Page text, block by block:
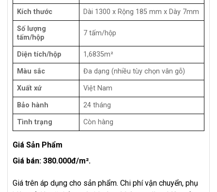
Kích thước Dài 1300 x Rộng 185 mm x Dày 7mm
Số lượng
tấm/hộp
7 tấm/hộp
Diện tích/hộp 1,6835m²
Màu sắc Đa dạng (nhiều tùy chọn vân gỗ)
Xuất xứ Việt Nam
Bảo hành 24 tháng
Tình trạng Còn hàng
Giá Sản Phẩm
Giá bán: 380.000đ/m².
Giá trên áp dụng cho sản phẩm. Chi phí vận chuyển, phụ